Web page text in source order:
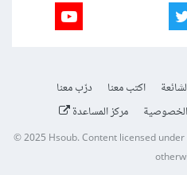
اكتب معنا
درّب معنا
مركز المساعدة
© 2025Hsoub.Content licensed